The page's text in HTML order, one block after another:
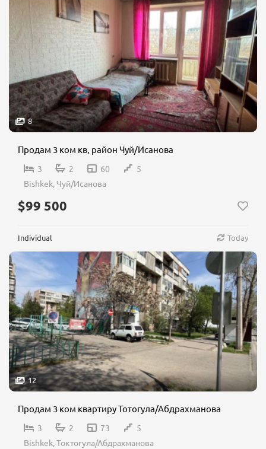
8
Продам 3 ком кв, район Чуй/Исанова
3 2 60
5
Bishkek, Чуй/Исанова
$99 500
Individual Today
12
Продам 3 ком квартиру Тотогула/Абдрахманова
3 2 73
5
Bishkek, Токтогула/Абдрахманова